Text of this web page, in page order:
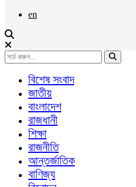
en
বিশেষ সংবাদ
জাতীয়
বাংলাদেশ
রাজধানী
শিক্ষা
রাজনীতি
আন্তর্জাতিক
বাণিজ্য